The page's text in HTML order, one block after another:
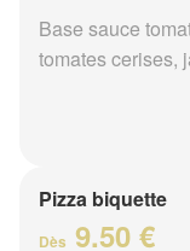
Base sauce
tomates cerises,
Pizza biquette
Dès 9.50 €